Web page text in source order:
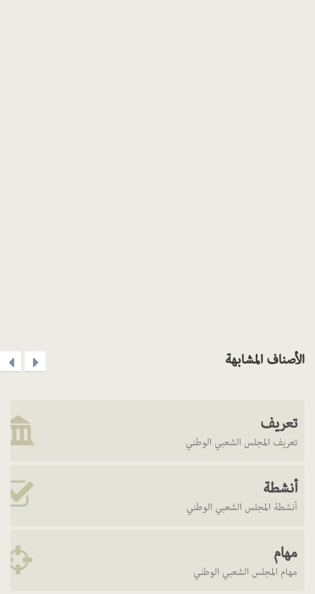
الأصناف المشابهة
تعريف
تعريف المجلس الشعبي الوطني
أنشطة
أنشطة المجلس الشعبي الوطني
مهام
مهام المجلس الشعبي الوطني